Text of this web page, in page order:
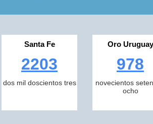
Santa Fe
2203
dos mil doscientos tres
Oro Uruguay
978
novecientos
ocho